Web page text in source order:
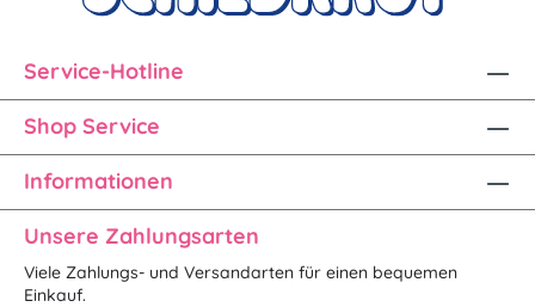
Service-Hotline
Shop Service
Informationen
Unsere Zahlungsarten
Viele Zahlungs- und Versandarten für einen bequemen
Einkauf.